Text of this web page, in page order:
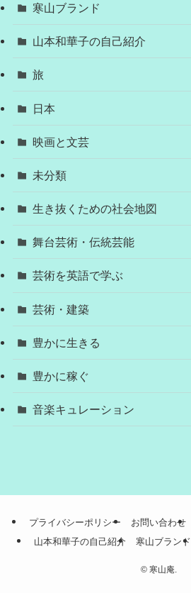
寒山ブランド
山本和華子の自己紹介
旅
日本
映画と文芸
未分類
生き抜くための社会地図
舞台芸術・伝統芸能
芸術を英語で学ぶ
芸術・建築
豊かに生きる
豊かに稼ぐ
音楽キュレーション
プライバシーポリシー お問い合わせ
山本和華子の自己紹介
寒山ブランド
©寒山庵.